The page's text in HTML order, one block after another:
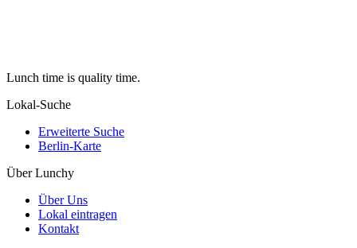
Lunch time is quality time.
Lokal-Suche
Erweiterte Suche
Berlin-Karte
Über Lunchy
Über Uns
Lokal eintragen
Kontakt